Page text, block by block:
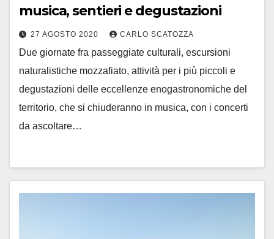
musica, sentieri e degustazioni
27 AGOSTO 2020 CARLO SCATOZZA
Due giornate fra passeggiate culturali, escursioni
naturalistiche mozzafiato, attività per i più piccoli e
degustazioni delle eccellenze enogastronomiche del
territorio, che si chiuderanno in musica, con i concerti
da ascoltare…